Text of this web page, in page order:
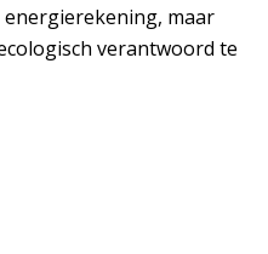
maar
verantwoord te